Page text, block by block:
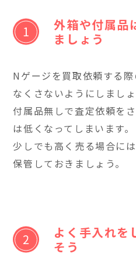
外箱や付属品
ましょう
Nゲージを買取依頼する
なくさないようにしましょ
付属品無しで査定依頼を
は低くなってしまいます。
少しでも高く売る場合に
保管しておきましょう。
よく手入れを
そう